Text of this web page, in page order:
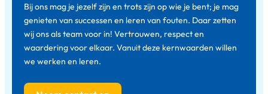
Bij ons mag je jezelf zijn en trots zijn op wie je bent; je mag
genieten van successen en leren van fouten. Daar zetten
wij ons als team voor in! Vertrouwen, respect en
waardering voor elkaar. Vanuit deze kernwaarden willen
we werken en leren.